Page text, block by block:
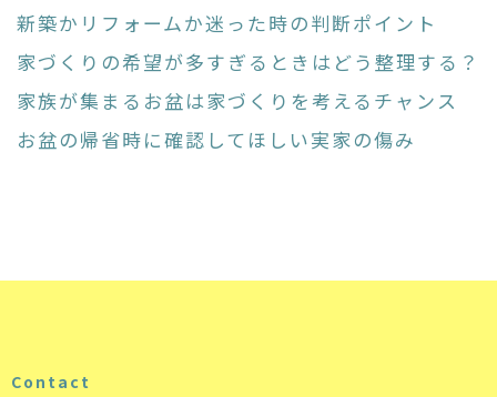
新築かリフォームか迷った時の判断ポイント
家づくりの希望が多すぎるときはどう整理する？
家族が集まるお盆は家づくりを考えるチャンス
お盆の帰省時に確認してほしい実家の傷み
Contact